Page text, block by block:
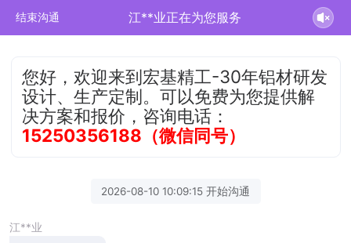
结束沟通 江**业正在为您服务
您好，欢迎来到宏基精工-30年铝材研发
设计、生产定制。可以免费为您提供解
决方案和报价，咨询电话：
15250356188（微信同号）
2026-08-10 10:09:15 开始沟通
江**业